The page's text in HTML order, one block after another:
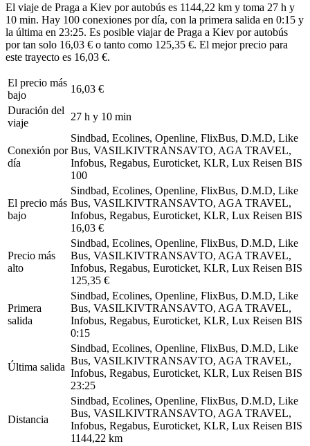
El viaje de Praga a Kiev por autobús es 1144,22 km y toma 27 h y
10 min. Hay 100 conexiones por día, con la primera salida en 0:15 y
la última en 23:25. Es posible viajar de Praga a Kiev por autobús
por tan solo 16,03 € o tanto como 125,35 €. El mejor precio para
este trayecto es 16,03 €.
El precio más
bajo
16,03 €
Duración del
viaje
27 h y 10 min
Conexión por
día
Sindbad, Ecolines, Openline, FlixBus, D.M.D, Like
Bus, VASILKIVTRANSAVTO, AGA TRAVEL,
Infobus, Regabus, Euroticket, KLR, Lux Reisen BIS
100
El precio más
bajo
Sindbad, Ecolines, Openline, FlixBus, D.M.D, Like
Bus, VASILKIVTRANSAVTO, AGA TRAVEL,
Infobus, Regabus, Euroticket, KLR, Lux Reisen BIS
16,03 €
Precio más
alto
Sindbad, Ecolines, Openline, FlixBus, D.M.D, Like
Bus, VASILKIVTRANSAVTO, AGA TRAVEL,
Infobus, Regabus, Euroticket, KLR, Lux Reisen BIS
125,35 €
Primera
salida
Sindbad, Ecolines, Openline, FlixBus, D.M.D, Like
Bus, VASILKIVTRANSAVTO, AGA TRAVEL,
Infobus, Regabus, Euroticket, KLR, Lux Reisen BIS
0:15
Última salida
Sindbad, Ecolines, Openline, FlixBus, D.M.D, Like
Bus, VASILKIVTRANSAVTO, AGA TRAVEL,
Infobus, Regabus, Euroticket, KLR, Lux Reisen BIS
23:25
Distancia
Sindbad, Ecolines, Openline, FlixBus, D.M.D, Like
Bus, VASILKIVTRANSAVTO, AGA TRAVEL,
Infobus, Regabus, Euroticket, KLR, Lux Reisen BIS
1144,22 km